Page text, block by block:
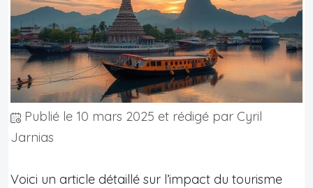
Publié le 10 mars 2025 et rédigé par Cyril
Jarnias
Voici un article détaillé sur l’impact du tourisme